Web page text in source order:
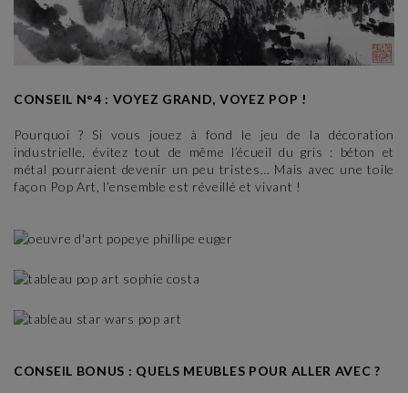
CONSEIL N°4 : VOYEZ GRAND, VOYEZ POP !
Pourquoi ? Si vous jouez à fond le jeu de la décoration
industrielle, évitez tout de même l’écueil du gris : béton et
métal pourraient devenir un peu tristes… Mais avec une toile
façon Pop Art, l’ensemble est réveillé et vivant !
CONSEIL BONUS : QUELS MEUBLES POUR ALLER AVEC ?